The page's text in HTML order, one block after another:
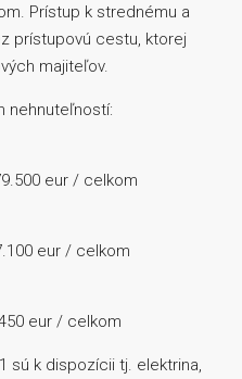
Prístup k strednému a
prístupovú cestu, ktorej
majiteľov.
nehnuteľností:
eur / celkom
eur / celkom
eur / celkom
sú k dispozícii tj. elektrina,